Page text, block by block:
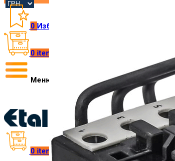
0 Избранное
0 items
Меню
0 items ₴0.00